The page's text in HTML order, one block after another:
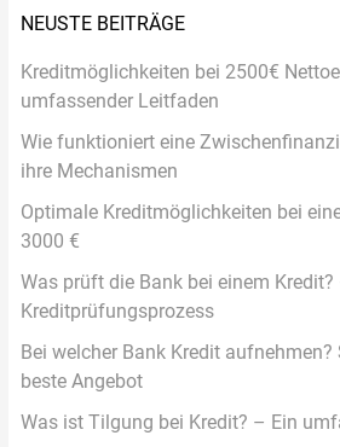
NEUSTE BEITRÄGE
Kreditmöglichkeiten bei 2500€
umfassender Leitfaden
Wie funktioniert eine
ihre Mechanismen
Optimale Kreditmöglichkeiten bei
3000 €
Was prüft die Bank bei einem
Kreditprüfungsprozess
Bei welcher Bank Kredit
beste Angebot
Was ist Tilgung bei Kredit? – Ein